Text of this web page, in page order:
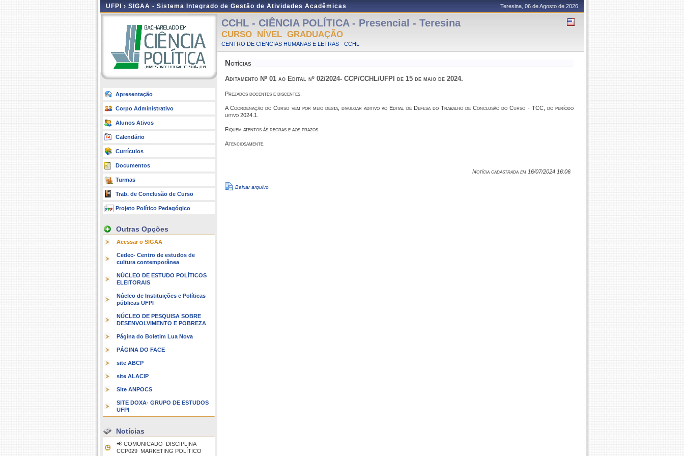
UFPI › SIGAA - Sistema Integrado de Gestão de Atividades Acadêmicas Teresina, 06 de Agosto de 2026
Apresentação
Corpo Administrativo
Alunos Ativos
Calendário
Currículos
Documentos
Turmas
Trab. de Conclusão de Curso
Projeto Político Pedagógico
Outras Opções
Acessar o SIGAA
Cedec- Centro de estudos de
cultura contemporânea
NÚCLEO DE ESTUDO POLÍTICOS
ELEITORAIS
Núcleo de Instituições e Políticas
públicas UFPI
NÚCLEO DE PESQUISA SOBRE
DESENVOLVIMENTO E POBREZA
Página do Boletim Lua Nova
PÁGINA DO FACE
site ABCP
site ALACIP
Site ANPOCS
SITE DOXA- GRUPO DE ESTUDOS
UFPI
Notícias
📢 COMUNICADO  DISCIPLINA
CCP029  MARKETING POLÍTICO
CCHL - CIÊNCIA POLÍTICA - Presencial - Teresina
CURSO NÍVEL GRADUAÇÃO
CENTRO DE CIENCIAS HUMANAS E LETRAS - CCHL
Notícias
Aditamento Nº 01 ao Edital nº 02/2024- CCP/CCHL/UFPI de 15 de maio de 2024.
Prezados docentes e discentes,
A Coordenação do Curso vem por meio desta, divulgar aditivo ao Edital de Defesa do Trabalho de Conclusão do Curso - TCC, do período
letivo 2024.1.
Fiquem atentos às regras e aos prazos.
Atenciosamente.
Notícia cadastrada em 16/07/2024 16:06
Baixar arquivo